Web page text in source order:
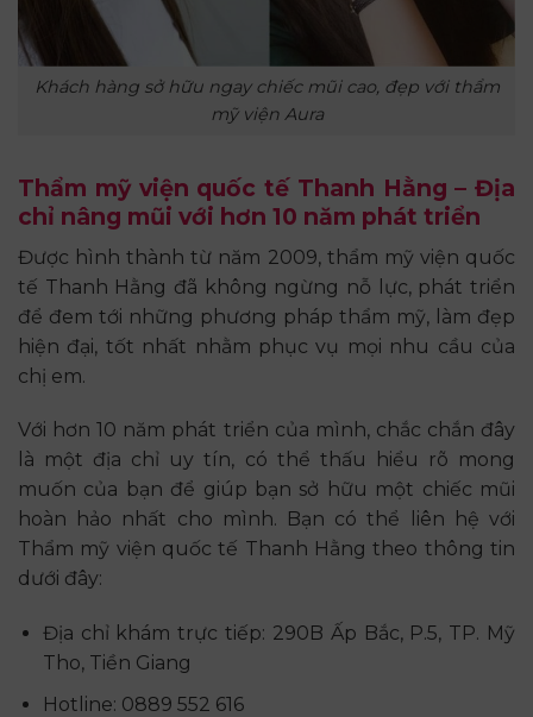
Khách hàng sở hữu ngay chiếc mũi cao, đẹp với thẩm
mỹ viện Aura
Thẩm mỹ viện quốc tế Thanh Hằng – Địa
chỉ nâng mũi với hơn 10 năm phát triển
Được hình thành từ năm 2009, thẩm mỹ viện quốc
tế Thanh Hằng đã không ngừng nỗ lực, phát triển
để đem tới những phương pháp thẩm mỹ, làm đẹp
hiện đại, tốt nhất nhằm phục vụ mọi nhu cầu của
chị em.
Với hơn 10 năm phát triển của mình, chắc chắn đây
là một địa chỉ uy tín, có thể thấu hiểu rõ mong
muốn của bạn để giúp bạn sở hữu một chiếc mũi
hoàn hảo nhất cho mình. Bạn có thể liên hệ với
Thẩm mỹ viện quốc tế Thanh Hằng theo thông tin
dưới đây:
Địa chỉ khám trực tiếp: 290B Ấp Bắc, P.5, TP. Mỹ
Tho, Tiền Giang
Hotline: 0889 552 616